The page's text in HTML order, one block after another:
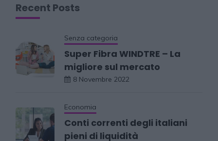
Recent Posts
Senza categoria
Super Fibra WINDTRE – La
migliore sul mercato
8 Novembre 2022
Economia
Conti correnti degli italiani
pieni di liquidità